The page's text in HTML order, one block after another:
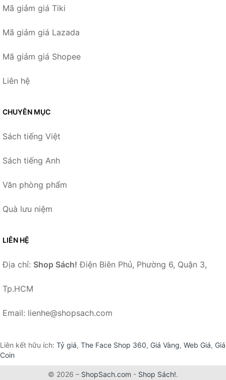
Mã giảm giá Tiki
Mã giảm giá Lazada
Mã giảm giá Shopee
Liên hệ
CHUYÊN MỤC
Sách tiếng Việt
Sách tiếng Anh
Văn phòng phẩm
Quà lưu niệm
LIÊN HỆ
Địa chỉ: Shop Sách! Điện Biên Phủ, Phường 6, Quận 3,
Tp.HCM
Email: lienhe@shopsach.com
Liên kết hữu ích: Tỷ giá, The Face Shop 360, Giá Vàng, Web Giá, Giá
Coin
© 2026 – ShopSach.com - Shop Sách!.